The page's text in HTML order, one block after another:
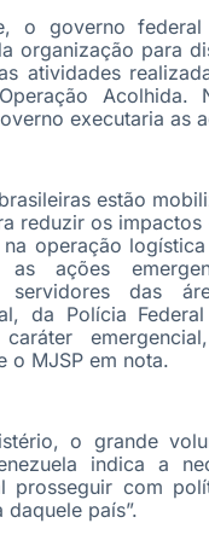
o governo
organização para
atividades
Acolhida.
executaria as
estão
reduzir os impactos
operação
as ações
servidores das
da Polícia
o MJSP em nota.
o grande
indica a
prosseguir com
país”.